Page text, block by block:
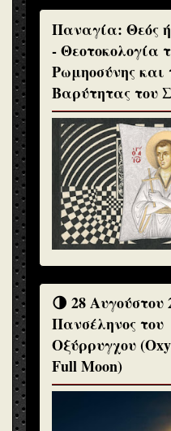
Παναγία: Θεός
- Θεοτοκολογία
Ρωμηοσύνης και
Βαρύτητας του
🌗 28 Αυγούστου
Πανσέληνος του
Οξύρρυγχου
Full Moon)